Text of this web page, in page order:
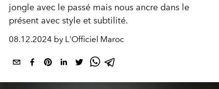
jongle avec le passé mais nous ancre dans le
présent avec style et subtilité.
08.12.2024 by L'Officiel Maroc